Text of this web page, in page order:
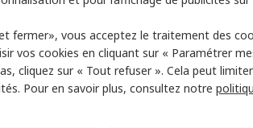
des pôles 2P+PE
110V
fermer», vous acceptez le traitement des
vos cookies en cliquant sur « Paramétrer
cliquez sur « Tout refuser ». Cela peut limiter
Pour en savoir plus, consultez notre